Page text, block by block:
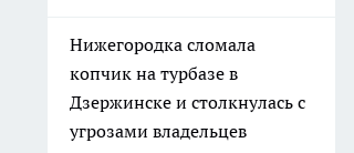
Нижегородка сломала
копчик на турбазе в
Дзержинске и столкнулась с
угрозами владельцев